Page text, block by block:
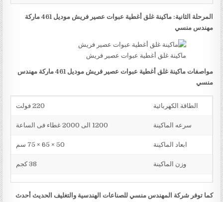
المرحلة الثانية: ماكينة غلق أغطية عبوات عصير فريش موديل 461 ماركة
مهندس منسي
ماكينة غلق أغطية عبوات عصير فريش
مواصفات ماكينة غلق أغطية عبوات عصير فريش موديل 461 ماركة مهندس
منسي
الطاقة الكهربائية 220 فولت
سرعه الماكينة 1200 الى 2000 غطاء فى الساعة
ابعاد الماكينة 50 × 65 × 75 سم
وزن الماكينة 38 كجم
كما توفر شركة المهندس منسي للصناعات الهندسية والتغليف الحديث أحدث